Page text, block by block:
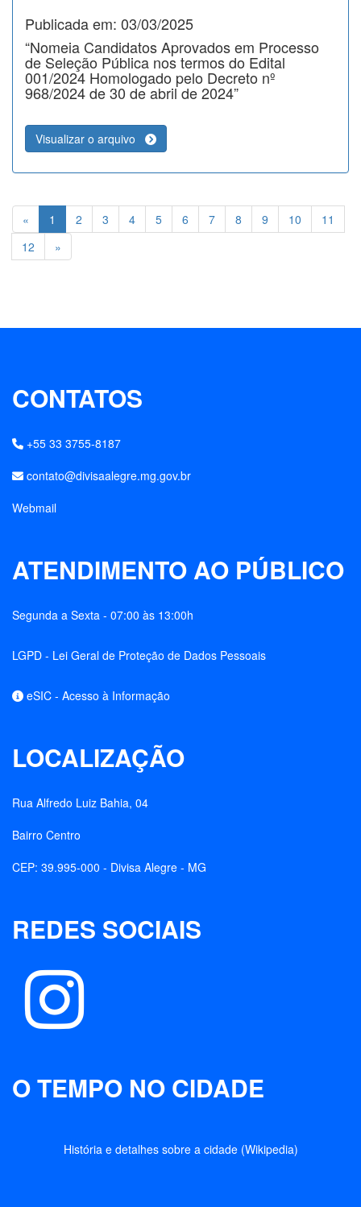
Publicada em: 03/03/2025
“Nomeia Candidatos Aprovados em Processo
de Seleção Pública nos termos do Edital
001/2024 Homologado pelo Decreto nº
968/2024 de 30 de abril de 2024”
Visualizar o arquivo
« 1 2 3 4 5 6 7 8 9 10
11
12
»
CONTATOS
+55 33 3755-8187
contato@divisaalegre.mg.gov.br
Webmail
ATENDIMENTO AO PÚBLICO
Segunda a Sexta - 07:00 às 13:00h
LGPD - Lei Geral de Proteção de Dados Pessoais
eSIC - Acesso à Informação
LOCALIZAÇÃO
Rua Alfredo Luiz Bahia, 04
Bairro Centro
CEP: 39.995-000 - Divisa Alegre - MG
REDES SOCIAIS
O TEMPO NO CIDADE
História e detalhes sobre a cidade (Wikipedia)